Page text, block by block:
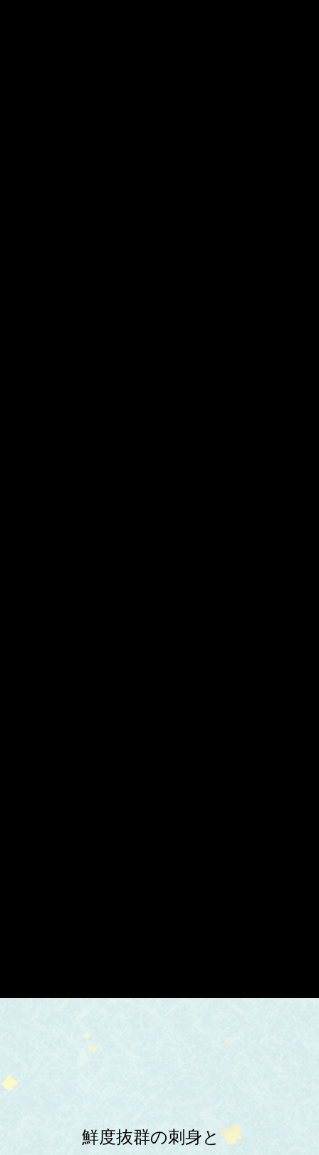
鮮度抜群の刺身と